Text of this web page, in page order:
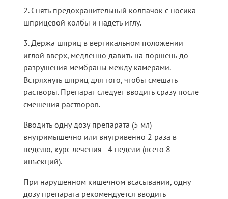
2. Снять предохранительный колпачок с носика
шприцевой колбы и надеть иглу.
3. Держа шприц в вертикальном положении
иглой вверх, медленно давить на поршень до
разрушения мембраны между камерами.
Встряхнуть шприц для того, чтобы смешать
растворы. Препарат следует вводить сразу после
смешения растворов.
Вводить одну дозу препарата (5 мл)
внутримышечно или внутривенно 2 раза в
неделю, курс лечения - 4 недели (всего 8
инъекций).
При нарушенном кишечном всасывании, одну
дозу препарата рекомендуется вводить